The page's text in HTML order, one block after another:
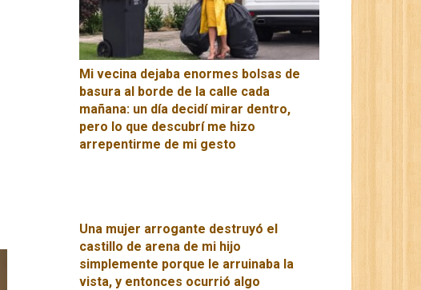
Mi vecina dejaba enormes bolsas de
basura al borde de la calle cada
mañana: un día decidí mirar dentro,
pero lo que descubrí me hizo
arrepentirme de mi gesto
Una mujer arrogante destruyó el
castillo de arena de mi hijo
simplemente porque le arruinaba la
vista, y entonces ocurrió algo